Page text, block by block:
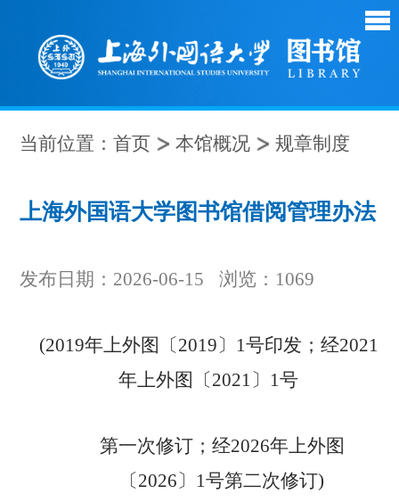
当前位置：首页 本馆概况 规章制度
上海外国语大学图书馆借阅管理办法
发布日期：2026-06-15 浏览： 1069
(2019年上外图〔2019〕1号印发；经2021
年上外图〔2021〕1号
第一次修订；经2026年上外图
〔2026〕1号第二次修订)